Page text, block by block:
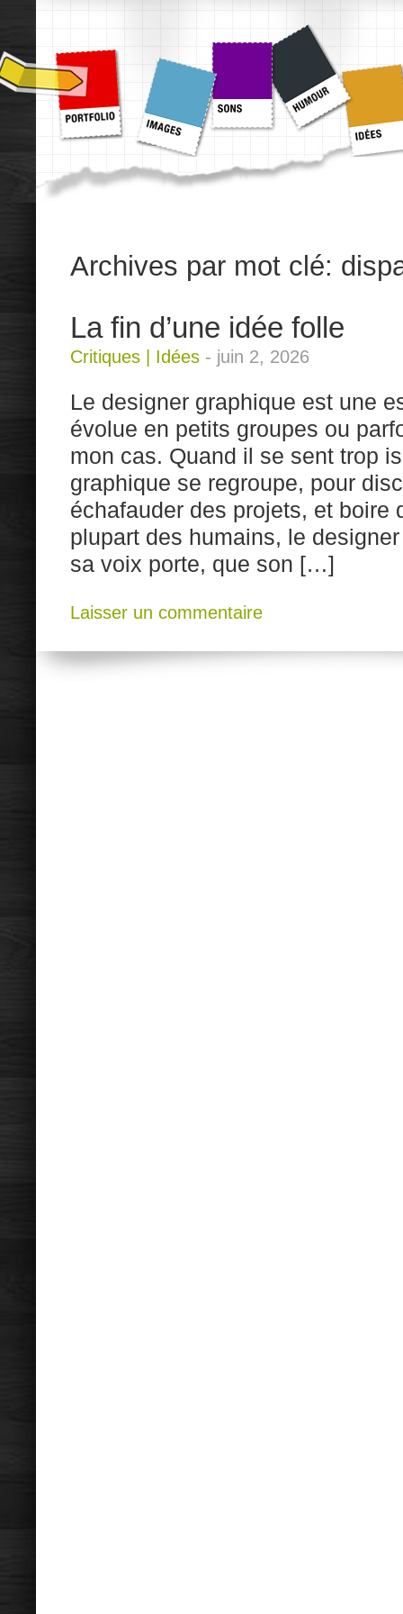
Archives par mot clé:
La fin d’une idée folle
Critiques Idées - juin 2, 2026
Le designer graphique est une
évolue en petits groupes ou
mon cas. Quand il se sent trop
graphique se regroupe, pour
échafauder des projets, et boire
plupart des humains, le
sa voix porte, que son […]
Laisser un commentaire